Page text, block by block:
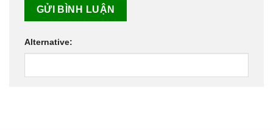
Alternative: